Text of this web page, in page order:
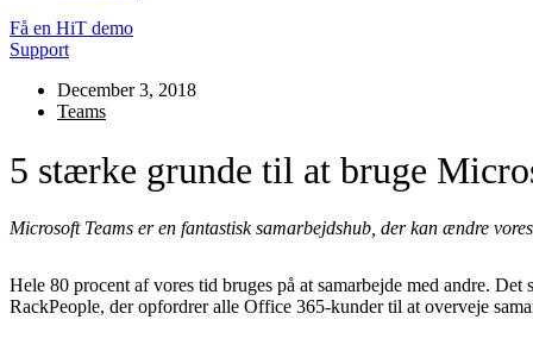
Få en HiT demo
Support
December 3, 2018
Teams
5 stærke grunde til at bruge
Microsoft Teams er en fantastisk samarbejdshub, der kan ændre
Hele 80 procent af vores tid bruges på at samarbejde med andre.
RackPeople, der opfordrer alle Office 365-kunder til at overveje